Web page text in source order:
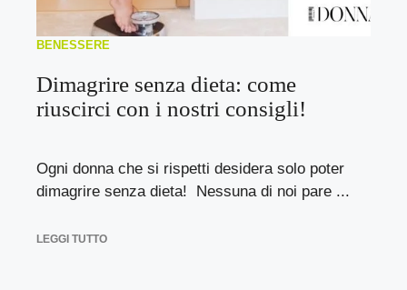
BENESSERE
Dimagrire senza dieta: come
riuscirci con i nostri consigli!
Ogni donna che si rispetti desidera solo poter
dimagrire senza dieta! Nessuna di noi pare ...
LEGGI TUTTO